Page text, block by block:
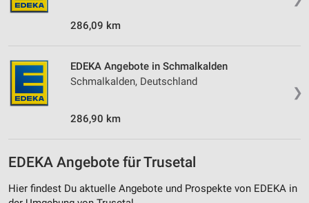
286,09 km
❯
EDEKA Angebote in Schmalkalden
Schmalkalden, Deutschland
286,90 km
EDEKA Angebote für Trusetal
Hier findest Du aktuelle Angebote und Prospekte von EDEKA in